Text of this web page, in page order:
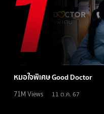
หมอใจพิเศษ Good Doctor
71M Views 11 ต.ค. 67